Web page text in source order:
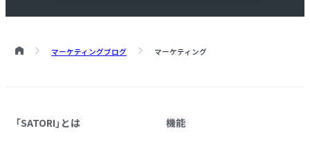
マーケティングブログ マーケティング
「SATORI」とは 機能